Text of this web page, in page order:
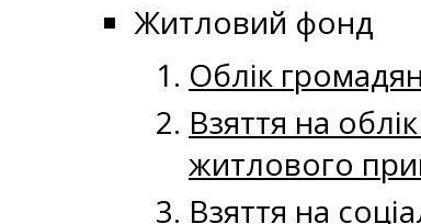
Житловий фонд
Облік
Взяття на
житлового
Взяття на